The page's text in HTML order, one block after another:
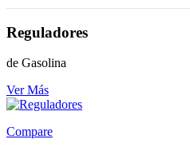
Reguladores
de Gasolina
Ver Más
Compare